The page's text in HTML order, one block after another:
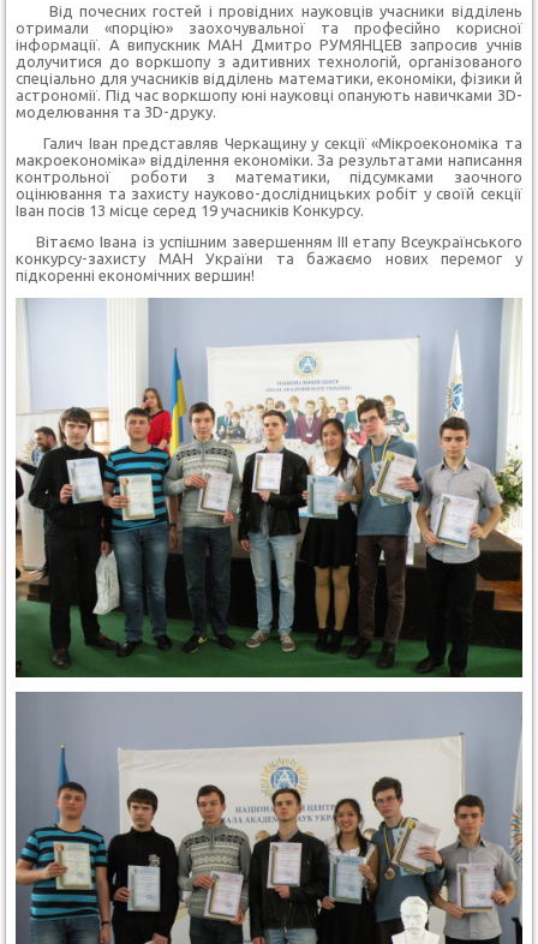
Від почесних гостей і провідних науковців учасники відділень
отримали «порцію» заохочувальної та професійно корисної
інформації. А випускник МАН Дмитро РУМЯНЦЕВ запросив учнів
долучитися до воркшопу з адитивних технологій, організованого
спеціально для учасників відділень математики, економіки, фізики й
астрономії. Під час воркшопу юні науковці опанують навичками 3D-
моделювання та 3D-друку.
Галич Іван представляв Черкащину у секції «Мікроекономіка та
макроекономіка» відділення економіки. За результатами написання
контрольної роботи з математики, підсумками заочного
оцінювання та захисту науково-дослідницьких робіт у своїй секції
Іван посів 13 місце серед 19 учасників Конкурсу.
Вітаємо Івана із успішним завершенням ІІІ етапу Всеукраїнського
конкурсу-захисту МАН України та бажаємо нових перемог у
підкоренні економічних вершин!